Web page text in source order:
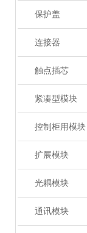
保护盖
连接器
触点插芯
紧凑型模块
控制柜用模块
扩展模块
光耦模块
通讯模块